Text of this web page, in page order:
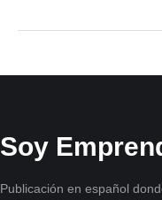
Soy
Publicación en español